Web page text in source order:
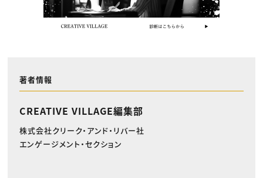
著者情報
CREATIVE VILLAGE編集部
株式会社クリーク・アンド・リバー社
エンゲージメント・セクション